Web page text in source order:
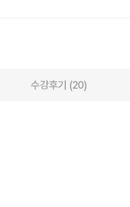
수강후기 (20)